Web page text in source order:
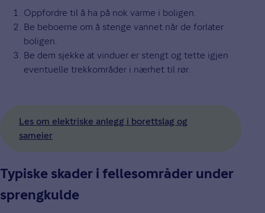
Oppfordre til å ha på nok varme i boligen.
Be beboerne om å stenge vannet når de forlater
boligen.
Be dem sjekke at vinduer er stengt og tette igjen
eventuelle trekkområder i nærhet til rør.
Les om elektriske anlegg i borettslag og
sameier
Typiske skader i fellesområder under
sprengkulde